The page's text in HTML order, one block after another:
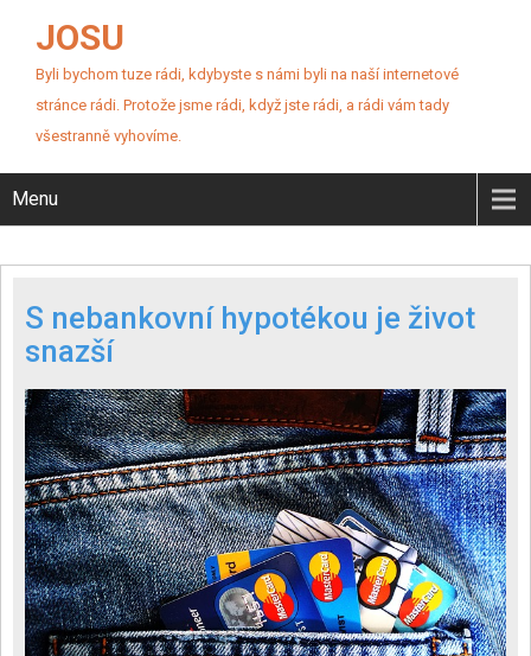
JOSU
Byli bychom tuze rádi, kdybyste s námi byli na naší internetové
stránce rádi. Protože jsme rádi, když jste rádi, a rádi vám tady
všestranně vyhovíme.
Menu
S nebankovní hypotékou je život
snazší